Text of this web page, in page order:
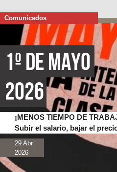
Comunicados
1º de Mayo
2026
¡MENOS TIEMPO DE
Subir el salario, bajar el
29 Abr.
2026